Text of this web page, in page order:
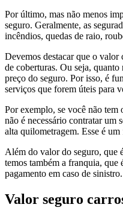
Por último, mas não menos
seguro. Geralmente, as
incêndios, quedas de raio,
Devemos destacar que o
de coberturas. Ou seja,
preço do seguro. Por isso, é
serviços que forem úteis para
Por exemplo, se você não tem
não é necessário contratar um
alta quilometragem. Esse é
Além do valor do seguro, que
temos também a franquia,
pagamento em caso de sinistro.
Valor seguro